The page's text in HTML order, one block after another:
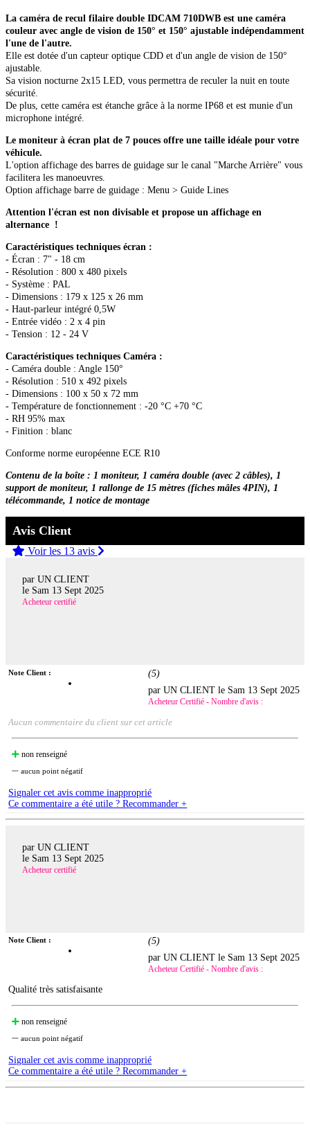
La caméra de recul filaire double IDCAM 710DWB est une caméra
couleur avec angle de vision de 150° et 150° ajustable indépendamment
l'une de l'autre.
Elle est dotée d'un capteur optique CDD et d'un angle de vision de 150°
ajustable.
Sa vision nocturne 2x15 LED, vous permettra de reculer la nuit en toute
sécurité.
De plus, cette caméra est étanche grâce à la norme IP68 et est munie d'un
microphone intégré.
Le moniteur à écran plat de 7 pouces offre une taille idéale pour votre
véhicule.
L'option affichage des barres de guidage sur le canal "Marche Arrière" vous
facilitera les manoeuvres.
Option affichage barre de guidage : Menu > Guide Lines
Attention l'écran est non divisable et propose un affichage en
alternance !
Caractéristiques techniques écran :
- Écran : 7" - 18 cm
- Résolution : 800 x 480 pixels
- Système : PAL
- Dimensions : 179 x 125 x 26 mm
- Haut-parleur intégré 0,5W
- Entrée vidéo : 2 x 4 pin
- Tension : 12 - 24 V
Caractéristiques techniques Caméra :
- Caméra double : Angle 150°
- Résolution : 510 x 492 pixels
- Dimensions : 100 x 50 x 72 mm
- Température de fonctionnement : -20 °C +70 °C
- RH 95% max
- Finition : blanc
Conforme norme européenne ECE R10
Contenu de la boîte : 1 moniteur, 1 caméra double (avec 2 câbles), 1
support de moniteur, 1 rallonge de 15 mètres (fiches mâles 4PIN), 1
télécommande, 1 notice de montage
Avis Client
Voir les 13 avis
par UN CLIENT
le Sam 13 Sept 2025
Acheteur certifié
Note Client : (5)
par UN CLIENT le Sam 13 Sept 2025
Acheteur Certifié - Nombre d'avis :
Aucun commentaire du client sur cet article
non renseigné
aucun point négatif
Signaler cet avis comme inapproprié
Ce commentaire a été utile ? Recommander +
par UN CLIENT
le Sam 13 Sept 2025
Acheteur certifié
Note Client : (5)
par UN CLIENT le Sam 13 Sept 2025
Acheteur Certifié - Nombre d'avis :
Qualité très satisfaisante
non renseigné
aucun point négatif
Signaler cet avis comme inapproprié
Ce commentaire a été utile ? Recommander +